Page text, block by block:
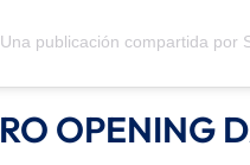
Una publicación compartida por
OPENING